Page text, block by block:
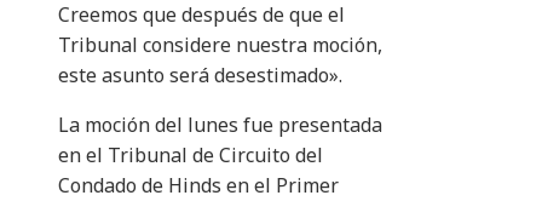
Creemos que después de que el
Tribunal considere nuestra moción,
este asunto será desestimado».
La moción del lunes fue presentada
en el Tribunal de Circuito del
Condado de Hinds en el Primer